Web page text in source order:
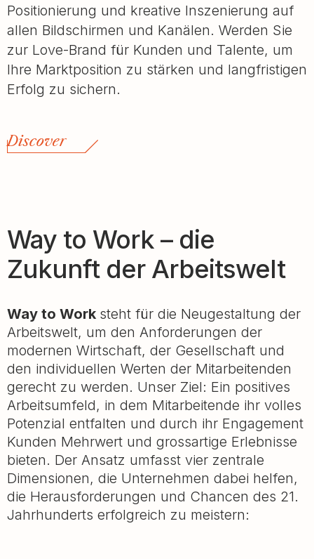
Positionierung und kreative Inszenierung auf
allen Bildschirmen und Kanälen. Werden Sie
zur Love-Brand für Kunden und Talente, um
Ihre Marktposition zu stärken und langfristigen
Erfolg zu sichern.
Discover
Way to Work – die
Zukunft der Arbeitswelt
Way to Work steht für die Neugestaltung der
Arbeitswelt, um den Anforderungen der
modernen Wirtschaft, der Gesellschaft und
den individuellen Werten der Mitarbeitenden
gerecht zu werden. Unser Ziel: Ein positives
Arbeitsumfeld, in dem Mitarbeitende ihr volles
Potenzial entfalten und durch ihr Engagement
Kunden Mehrwert und grossartige Erlebnisse
bieten. Der Ansatz umfasst vier zentrale
Dimensionen, die Unternehmen dabei helfen,
die Herausforderungen und Chancen des 21.
Jahrhunderts erfolgreich zu meistern: